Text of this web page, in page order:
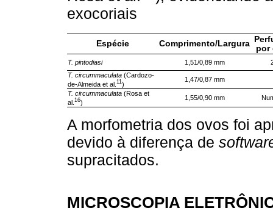
exocoriais
Espécie Comprimento/Largura
por
T. pintodiasi 1,51/0,89 mm
T. circummaculata (Cardozo-
de-Almeida et al. 11)
1,47/0,87 mm
T. circummaculata (Rosa et
al. 16)
1,55/0,90 mm
A morfometria dos ovos foi
devido à diferença de
supracitados.
MICROSCOPIA